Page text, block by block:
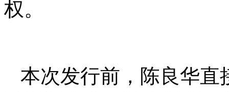
权。
本次发行前，陈良华直